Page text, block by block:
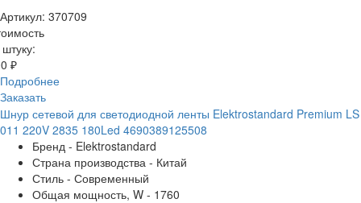
Артикул: 370709
₽
Подробнее
Заказать
Шнур сетевой для светодиодной ленты Elektrostandard Premium LS
011 220V 2835 180Led 4690389125508
Бренд - Elektrostandard
Страна производства - Китай
Стиль - Современный
Общая мощность, W - 1760